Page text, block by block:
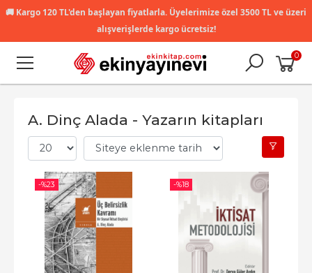
🚚 Kargo 120 TL'den başlayan fiyatlarla. Üyelerimize özel 3500 TL ve üzeri
alışverişlerde kargo ücretsiz!
0
A. Dinç Alada - Yazarın kitapları
-%23 -%18